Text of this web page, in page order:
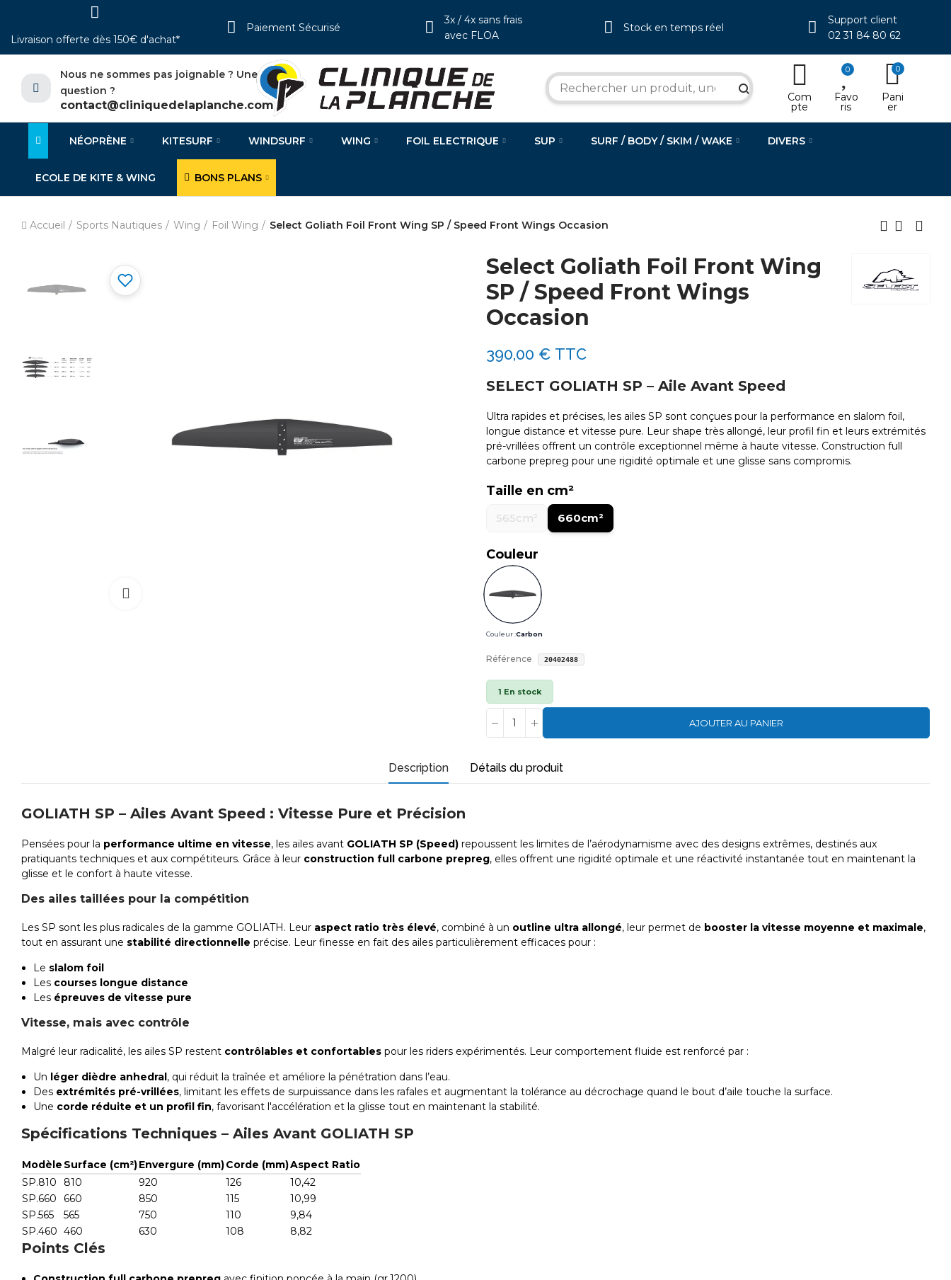
Livraison offerte dès 150€ d'achat*
Paiement Sécurisé
3x / 4x sans frais
avec FLOA
Stock en temps réel
Support client
02 31 84 80 62
Nous ne sommes pas joignable ? Une
question ?
contact@cliniquedelaplanche.com
search Com
pte
0
Favo
ris
0
Pani
er
NÉOPRÈNE KITESURF WINDSURF WING FOIL ELECTRIQUE SUP SURF / BODY / SKIM / WAKE DIVERS
ECOLE DE KITE & WING BONS PLANS
Accueil Sports Nautiques Wing Foil Wing Select Goliath Foil Front Wing SP / Speed Front Wings Occasion
Select Goliath Foil Front Wing
SP / Speed Front Wings
Occasion
390,00 € TTC
SELECT GOLIATH SP – Aile Avant Speed
Ultra rapides et précises, les ailes SP sont conçues pour la performance en slalom foil,
longue distance et vitesse pure. Leur shape très allongé, leur profil fin et leurs extrémités
pré-vrillées offrent un contrôle exceptionnel même à haute vitesse. Construction full
carbone prepreg pour une rigidité optimale et une glisse sans compromis.
Taille en cm²
565cm² 660cm²
Couleur
Couleur :Carbon
Référence 20402488
1 En stock
AJOUTER AU PANIER
Description Détails du produit
GOLIATH SP – Ailes Avant Speed : Vitesse Pure et Précision
Pensées pour la performance ultime en vitesse, les ailes avant GOLIATH SP (Speed) repoussent les limites de l’aérodynamisme avec des designs extrêmes, destinés aux
pratiquants techniques et aux compétiteurs. Grâce à leur construction full carbone prepreg, elles offrent une rigidité optimale et une réactivité instantanée tout en maintenant la
glisse et le confort à haute vitesse.
Des ailes taillées pour la compétition
Les SP sont les plus radicales de la gamme GOLIATH. Leur aspect ratio très élevé, combiné à un outline ultra allongé, leur permet de booster la vitesse moyenne et maximale,
tout en assurant une stabilité directionnelle précise. Leur finesse en fait des ailes particulièrement efficaces pour :
Le slalom foil
Les courses longue distance
Les épreuves de vitesse pure
Vitesse, mais avec contrôle
Malgré leur radicalité, les ailes SP restent contrôlables et confortables pour les riders expérimentés. Leur comportement fluide est renforcé par :
Un léger dièdre anhedral, qui réduit la traînée et améliore la pénétration dans l’eau.
Des extrémités pré-vrillées, limitant les effets de surpuissance dans les rafales et augmentant la tolérance au décrochage quand le bout d’aile touche la surface.
Une corde réduite et un profil fin, favorisant l'accélération et la glisse tout en maintenant la stabilité.
Spécifications Techniques – Ailes Avant GOLIATH SP
Modèle Surface (cm²)Envergure (mm)Corde (mm)Aspect Ratio
SP.810
810 920 126
10,42
SP.660
660 850 115
10,99
SP.565
565 750 110
9,84
SP.460 460 630 108 8,82
Points Clés